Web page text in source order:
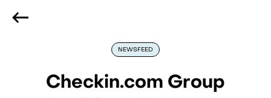
We are hiring
NEWSFEED
Checkin.com Group